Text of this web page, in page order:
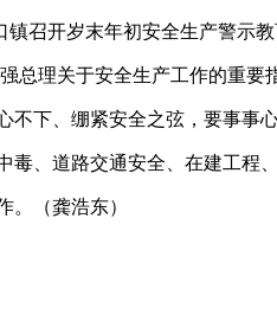
镇召开岁末年初安全生产警示教
总理关于安全生产工作的重要
不下、绷紧安全之弦，要事事
毒、道路交通安全、在建工程
。（龚浩东）